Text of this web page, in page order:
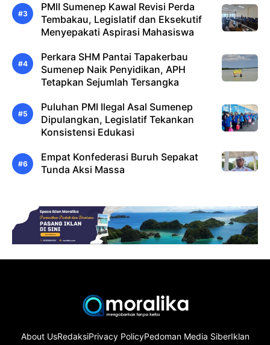
PMII Sumenep Kawal Revisi Perda
Tembakau, Legislatif dan Eksekutif
Menyepakati Aspirasi Mahasiswa
Perkara SHM Pantai Tapakerbau
Sumenep Naik Penyidikan, APH
Tetapkan Sejumlah Tersangka
Puluhan PMI Ilegal Asal Sumenep
Dipulangkan, Legislatif Tekankan
Konsistensi Edukasi
Empat Konfederasi Buruh Sepakat
Tunda Aksi Massa
About UsRedaksiPrivacy PolicyPedoman Media SiberIklan